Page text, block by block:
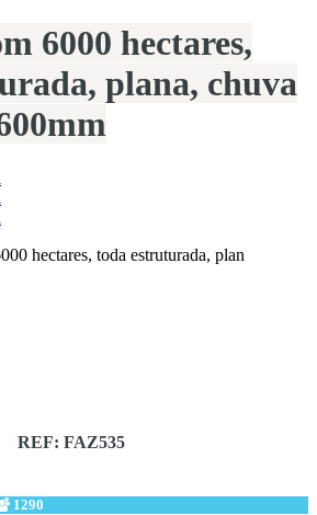
6000 hectares,
plana, chuva
REF: FAZ535
1290